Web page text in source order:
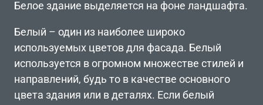
Белое здание выделяется на фоне ландшафта.
Белый – один из наиболее широко
используемых цветов для фасада. Белый
используется в огромном множестве стилей и
направлений, будь то в качестве основного
цвета здания или в деталях. Если белый